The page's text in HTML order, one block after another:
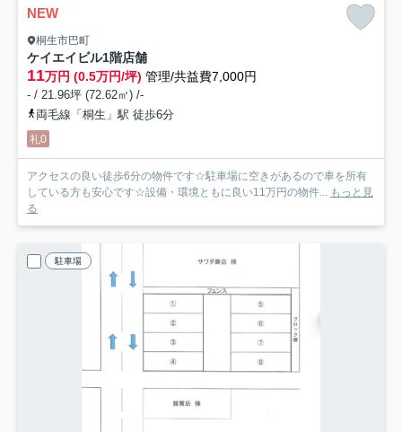
NEW
桐生市巴町
ケイエイビル1階店舗
11万円 (0.5万円/坪) 管理/共益費7,000円
- / 21.96坪 (72.62㎡) /-
両毛線「桐生」駅 徒歩6分
礼0
アクセスの良い徒歩6分の物件です☆駐車場に空きがあるので車を所有
している方も安心です☆設備・環境ともに良い11万円の物件... もっと見
る
駐車場